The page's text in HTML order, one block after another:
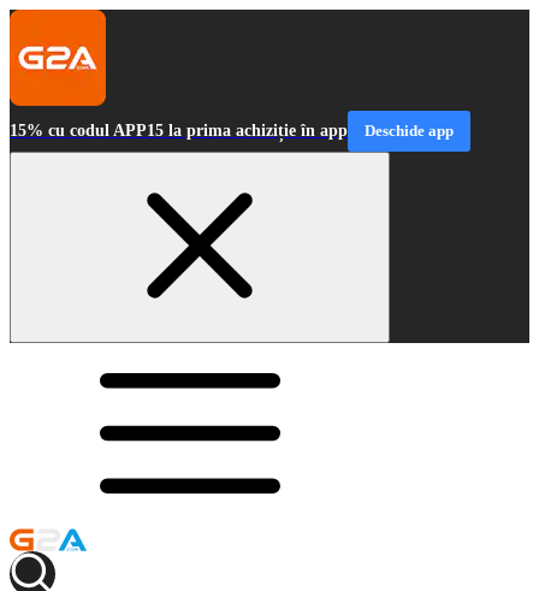
15% cu codul APP15 la prima achiziție în app Deschide app